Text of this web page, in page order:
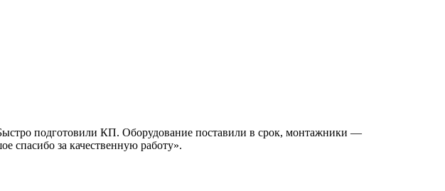
подготовили КП. Оборудование поставили в срок, монтажники —
спасибо за качественную работу».